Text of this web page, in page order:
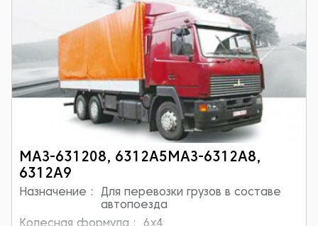
МАЗ-631208, 6312А5МАЗ-6312А8,
6312А9
Назначение :
Для перевозки грузов в составе
автопоезда
Колесная формула :
6x4